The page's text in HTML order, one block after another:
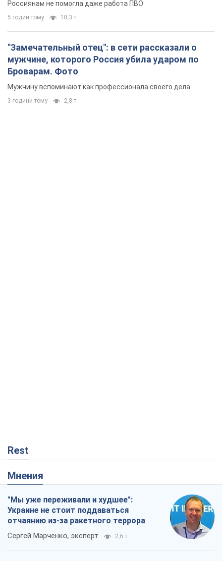
Россиянам не помогла даже работа ПВО
5 годин тому 10,3 т.
"Замечательный отец": в сети рассказали о
мужчине, которого Россия убила ударом по
Броварам. Фото
Мужчину вспоминают как профессионала своего дела
3 години тому 2,8 т.
Rest
Мнения
"Мы уже переживали и худшее":
Украине не стоит поддаваться
отчаянию из-за ракетного террора
Сергей Марченко, эксперт 2,6 т.